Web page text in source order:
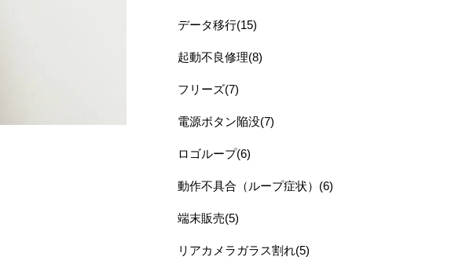
データ移行(15)
起動不良修理(8)
フリーズ(7)
電源ボタン陥没(7)
ロゴループ(6)
動作不具合（ループ症状）(6)
端末販売(5)
リアカメラガラス割れ(5)